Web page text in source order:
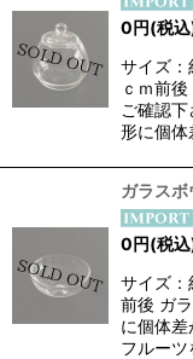
0円(税
サイズ
ｃｍ前
ご確認
形に個
ガラスボ
0円(税
サイズ
前後 ガ
に個体
フルー